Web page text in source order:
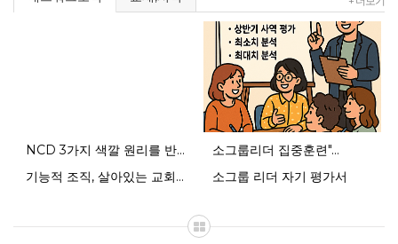
NCD 3가지 색깔 원리를 반영한 설…
NCD 3가지 색깔 원리를 반…
소그룹리더 집중훈련"…
기능적 조직, 살아있는 교회를…
소그룹 리더 자기 평가서